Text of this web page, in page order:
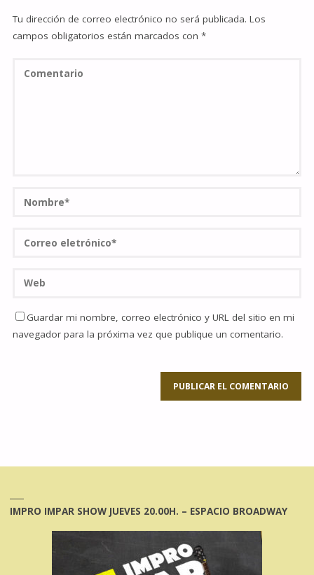
Tu dirección de correo electrónico no será publicada. Los
campos obligatorios están marcados con *
Guardar mi nombre, correo electrónico y URL del sitio en mi
navegador para la próxima vez que publique un comentario.
IMPRO IMPAR SHOW JUEVES 20.00H. – ESPACIO BROADWAY